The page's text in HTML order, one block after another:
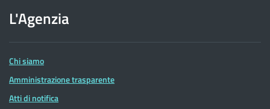
dell'Agenzia
delle
Entrate
L'Agenzia
Chi siamo
Amministrazione trasparente
Atti di notifica